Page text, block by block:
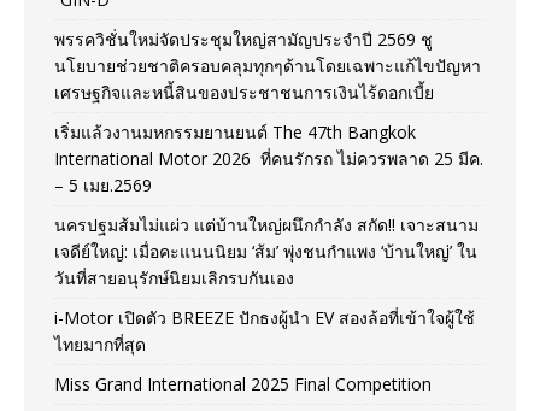
พรรควิชั่นใหม่จัดประชุมใหญ่สามัญประจำปี 2569 ชู
นโยบายช่วยชาติครอบคลุมทุกๆด้านโดยเฉพาะแก้ไขปัญหา
เศรษฐกิจและหนี้สินของประชาชนการเงินไร้ดอกเบี้ย
เริ่มแล้วงานมหกรรมยานยนต์ The 47th Bangkok
International Motor 2026 ที่คนรักรถ ไม่ควรพลาด 25 มีค.
– 5 เมย.2569
นครปฐมส้มไม่แผ่ว แต่บ้านใหญ่ผนึกกำลัง สกัด!! เจาะสนาม
เจดีย์ใหญ่: เมื่อคะแนนนิยม ‘ส้ม’ พุ่งชนกำแพง ‘บ้านใหญ่’ ใน
วันที่สายอนุรักษ์นิยมเลิกรบกันเอง
i-Motor เปิดตัว BREEZE ปักธงผู้นำ EV สองล้อที่เข้าใจผู้ใช้
ไทยมากที่สุด
Miss Grand International 2025 Final Competition